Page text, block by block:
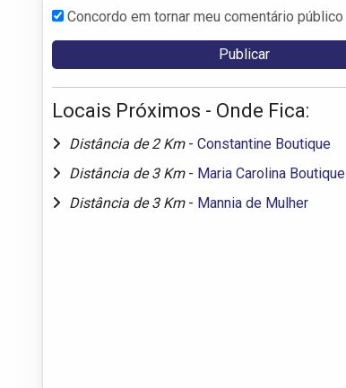
Concordo em tornar meu comentário público
Locais Próximos - Onde Fica:
Distância de 2 Km - Constantine Boutique
Distância de 3 Km - Maria Carolina Boutique
Distância de 3 Km - Mannia de Mulher